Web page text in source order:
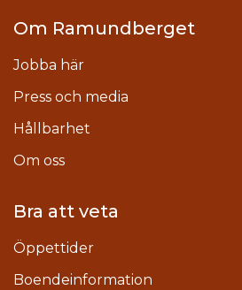
Om Ramundberget
Jobba här
Press och media
Hållbarhet
Om oss
Bra att veta
Öppettider
Boendeinformation